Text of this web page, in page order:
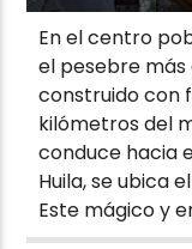
En el centro
el pesebre
construido con
kilómetros del
conduce hacia
Huila, se ubica
Este mágico y